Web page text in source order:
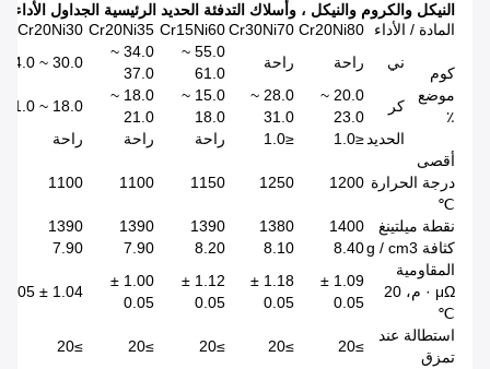
النيكل والكروم والنيكل ، وأسلاك التدفئة الحديد الرئيسية الجداول الأداء
المادة / الأداء
Cr20Ni80
Cr30Ni70
Cr15Ni60
Cr20Ni35
Cr20Ni30
كوم
موضع
٪
ني راحة راحة
55.0 ~
61.0
34.0 ~
37.0
30.0 ~ 34.0
كر
20.0 ~
23.0
28.0 ~
31.0
15.0 ~
18.0
18.0 ~
21.0
18.0 ~ 21.0
الحديد≤1.0
≤1.0 راحة راحة
راحة
أقصى
درجة الحرارة
℃
1200
1250
1150
1100
1100
نقطة ميلتينغ 1400
1380
1390
1390
1390
كثافة g / cm3
8.40
8.10
8.20
7.90
7.90
المقاومية
μΩ · م، 20
℃
1.09 ±
0.05
1.18 ±
0.05
1.12 ±
0.05
1.00 ±
0.05
1.04 ± 0.05
استطالة عند
تمزق
≥20
≥20
≥20
≥20
≥20